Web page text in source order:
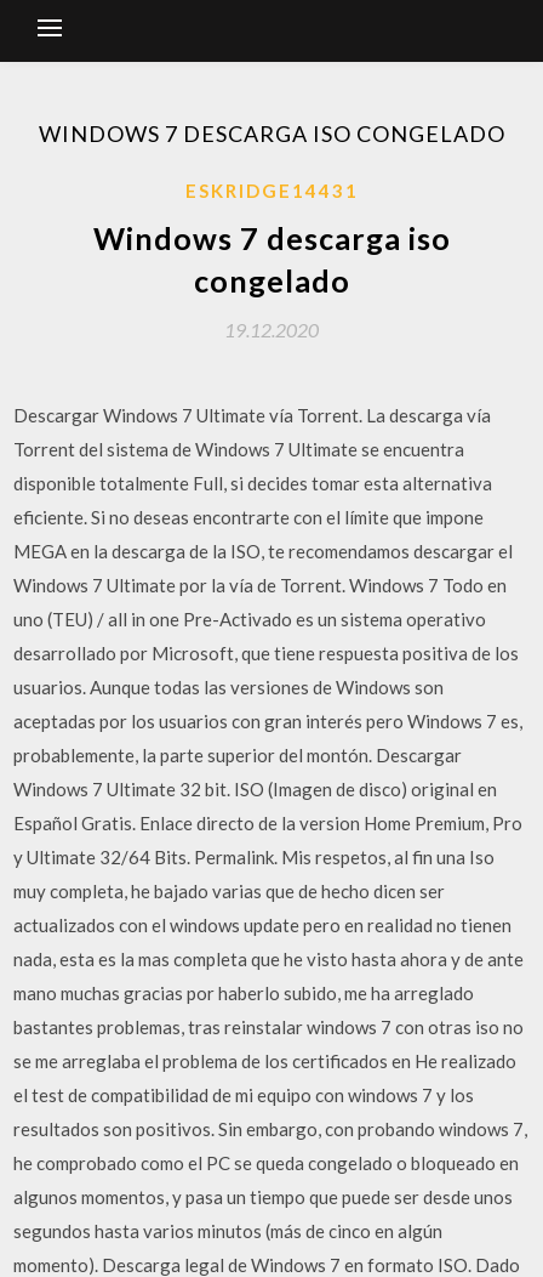
WINDOWS 7 DESCARGA ISO CONGELADO
ESKRIDGE14431
Windows 7 descarga iso
congelado
19.12.2020
Descargar Windows 7 Ultimate vía Torrent. La descarga vía
Torrent del sistema de Windows 7 Ultimate se encuentra
disponible totalmente Full, si decides tomar esta alternativa
eficiente. Si no deseas encontrarte con el límite que impone
MEGA en la descarga de la ISO, te recomendamos descargar el
Windows 7 Ultimate por la vía de Torrent. Windows 7 Todo en
uno (TEU) / all in one Pre-Activado es un sistema operativo
desarrollado por Microsoft, que tiene respuesta positiva de los
usuarios. Aunque todas las versiones de Windows son
aceptadas por los usuarios con gran interés pero Windows 7 es,
probablemente, la parte superior del montón. Descargar
Windows 7 Ultimate 32 bit. ISO (Imagen de disco) original en
Español Gratis. Enlace directo de la version Home Premium, Pro
y Ultimate 32/64 Bits. Permalink. Mis respetos, al fin una Iso
muy completa, he bajado varias que de hecho dicen ser
actualizados con el windows update pero en realidad no tienen
nada, esta es la mas completa que he visto hasta ahora y de ante
mano muchas gracias por haberlo subido, me ha arreglado
bastantes problemas, tras reinstalar windows 7 con otras iso no
se me arreglaba el problema de los certificados en He realizado
el test de compatibilidad de mi equipo con windows 7 y los
resultados son positivos. Sin embargo, con probando windows 7,
he comprobado como el PC se queda congelado o bloqueado en
algunos momentos, y pasa un tiempo que puede ser desde unos
segundos hasta varios minutos (más de cinco en algún
momento). Descarga legal de Windows 7 en formato ISO. Dado